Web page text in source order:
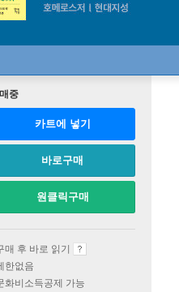
중
카트에 넣기
바로구매
원클릭구매
매 후 바로 읽기
한없음
화비소득공제 가능